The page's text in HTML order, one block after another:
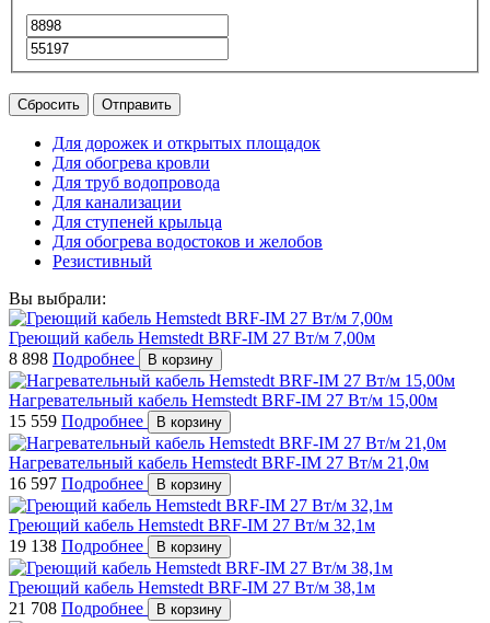
Сбросить Отправить
Для дорожек и открытых площадок
Для обогрева кровли
Для труб водопровода
Для канализации
Для ступеней крыльца
Для обогрева водостоков и желобов
Резистивный
Вы выбрали:
Греющий кабель Hemstedt BRF-IM 27 Вт/м 7,00м
8 898 Подробнее В корзину
Нагревательный кабель Hemstedt BRF-IM 27 Вт/м 15,00м
15 559 Подробнее В корзину
Нагревательный кабель Hemstedt BRF-IM 27 Вт/м 21,0м
16 597 Подробнее В корзину
Греющий кабель Hemstedt BRF-IM 27 Вт/м 32,1м
19 138 Подробнее В корзину
Греющий кабель Hemstedt BRF-IM 27 Вт/м 38,1м
21 708 Подробнее В корзину